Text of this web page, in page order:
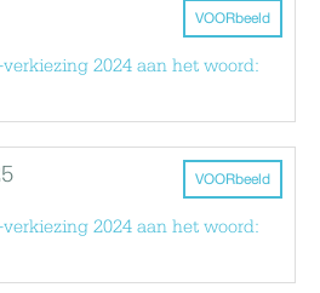
VOORbeeld
2024 aan het woord:
VOORbeeld
2024 aan het woord: